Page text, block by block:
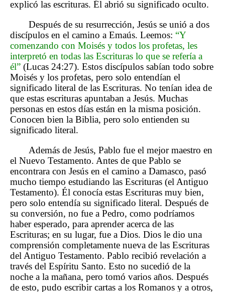
explicó las escrituras. Él abrió su significado oculto.
Después de su resurrección, Jesús se unió a dos
discípulos en el camino a Emaús. Leemos: “Y
comenzando con Moisés y todos los profetas, les
interpretó en todas las Escrituras lo que se refería a
él” (Lucas 24:27). Estos discípulos sabían todo sobre
Moisés y los profetas, pero solo entendían el
significado literal de las Escrituras. No tenían idea de
que estas escrituras apuntaban a Jesús. Muchas
personas en estos días están en la misma posición.
Conocen bien la Biblia, pero solo entienden su
significado literal.
Además de Jesús, Pablo fue el mejor maestro en
el Nuevo Testamento. Antes de que Pablo se
encontrara con Jesús en el camino a Damasco, pasó
mucho tiempo estudiando las Escrituras (el Antiguo
Testamento). Él conocía estas Escrituras muy bien,
pero solo entendía su significado literal. Después de
su conversión, no fue a Pedro, como podríamos
haber esperado, para aprender acerca de las
Escrituras; en su lugar, fue a Dios. Dios le dio una
comprensión completamente nueva de las Escrituras
del Antiguo Testamento. Pablo recibió revelación a
través del Espíritu Santo. Esto no sucedió de la
noche a la mañana, pero tomó varios años. Después
de esto, pudo escribir cartas a los Romanos y a otros,